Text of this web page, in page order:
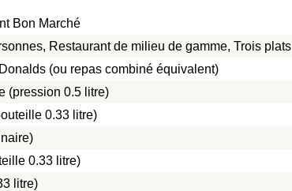
Bon Marché
Restaurant de milieu de gamme, Trois plats
(ou repas combiné équivalent)
(pression 0.5 litre)
0.33 litre)
0.33 litre)
litre)